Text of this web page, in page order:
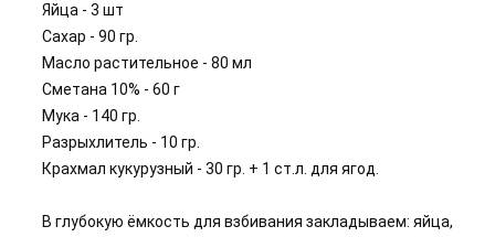
Яйца - 3 шт
Сахар - 90 гр.
Масло растительное - 80 мл
Сметана 10% - 60 г
Мука - 140 гр.
Разрыхлитель - 10 гр.
Крахмал кукурузный - 30 гр. + 1 ст.л. для ягод.
В глубокую ёмкость для взбивания закладываем: яйца,